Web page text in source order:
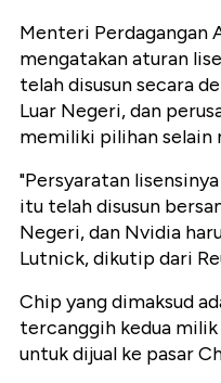
Menteri Perdagangan
mengatakan aturan
telah disusun secara
Luar Negeri, dan
memiliki pilihan selain
"Persyaratan
itu telah disusun
Negeri, dan Nvidia
Lutnick, dikutip dari
Chip yang dimaksud
tercanggih kedua
untuk dijual ke pasar